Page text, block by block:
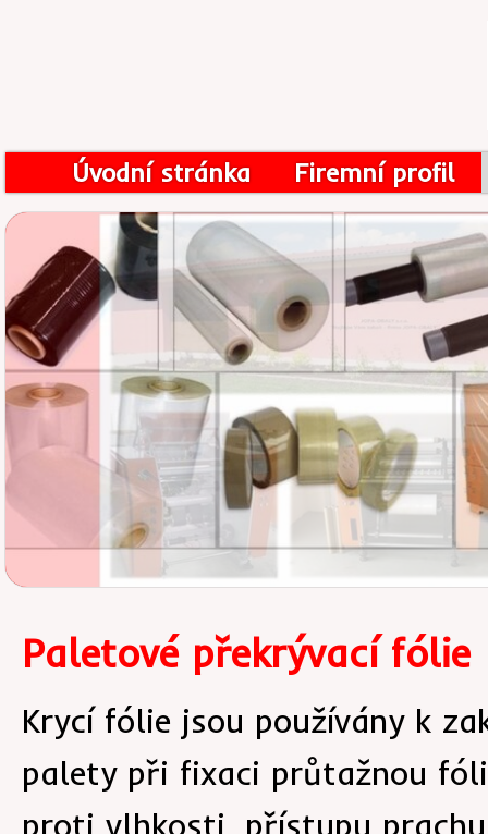
Paletové překrývací fólie
Krycí fólie jsou používány k
palety při fixaci průtažnou
proti vlhkosti, přístupu
Úvodní stránka Firemní profil